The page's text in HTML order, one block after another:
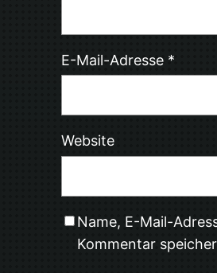
E-Mail-Adresse *
Website
Name, E-Mail-
Kommentar